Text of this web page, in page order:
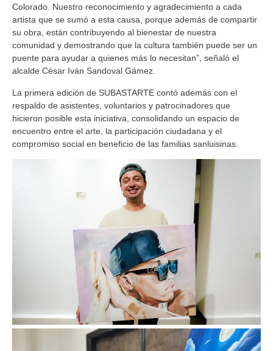
Colorado. Nuestro reconocimiento y agradecimiento a cada
artista que se sumó a esta causa, porque además de compartir
su obra, están contribuyendo al bienestar de nuestra
comunidad y demostrando que la cultura también puede ser un
puente para ayudar a quienes más lo necesitan”, señaló el
alcalde César Iván Sandoval Gámez.
La primera edición de SUBASTARTE contó además con el
respaldo de asistentes, voluntarios y patrocinadores que
hicieron posible esta iniciativa, consolidando un espacio de
encuentro entre el arte, la participación ciudadana y el
compromiso social en beneficio de las familias sanluisinas.